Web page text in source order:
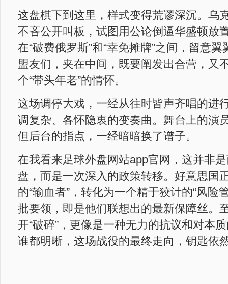
这盘棋下到这里，样式变得荒谬深沉。乌
不吝公开叫板，试图用公论倒逼华盛顿放
在“破费俄罗斯”和“幸免摊牌”之间，留意
盟友们，夹在中间，既要阐发出合营，又
个“带头年老”的情怀。
这场调停大戏，一经从往时皆声齐唱的进
调复杂、各怀隐衷的变奏曲。舞台上的演
但后台的指点，一经暗暗换了谱子。
在我看来足球外盘网站app官网，这并非
盘，而是一次深入的政策转移。好意思国
的“输血者”，转化为一个精于狡计的“风险
批要领，即是他们联想出的最新保障丝。
开“破碎”，更像是一种无力的抗议和对本
谁都明晰，这场战役的最终走向，钥匙依